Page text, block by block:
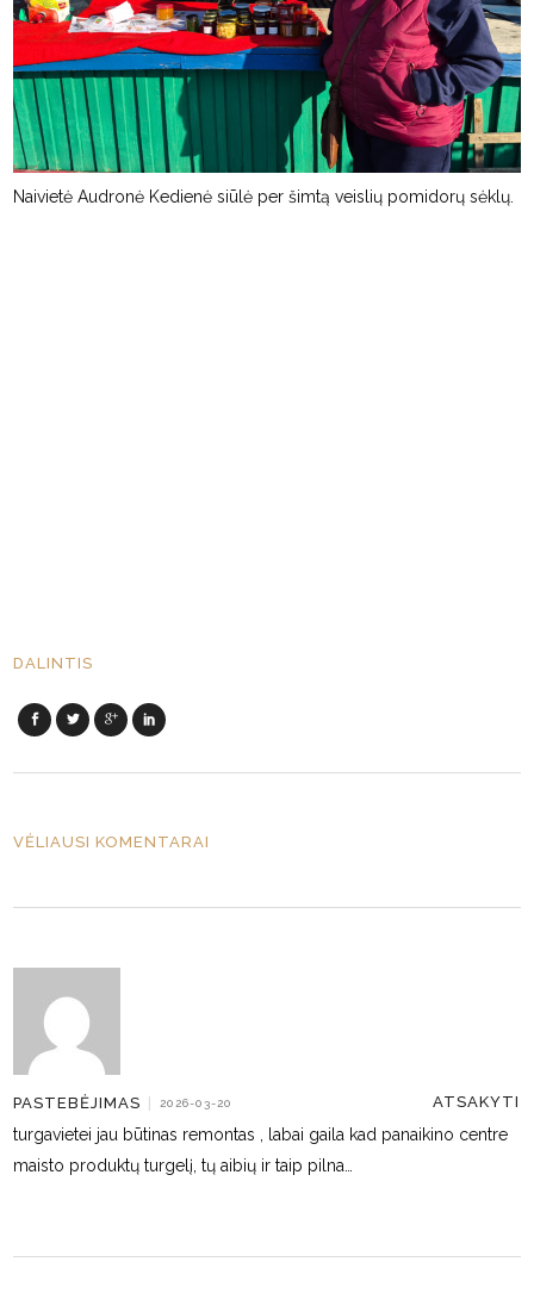
Naivietė Audronė Kedienė siūlė per šimtą veislių pomidorų sėklų.
DALINTIS
VĖLIAUSI KOMENTARAI
PASTEBĖJIMAS 2026-03-20 ATSAKYTI
turgavietei jau būtinas remontas , labai gaila kad panaikino centre
maisto produktų turgelį, tų aibių ir taip pilna…